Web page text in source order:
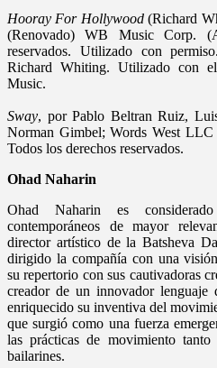
Hooray For Hollywood(Richard
(Renovado) WB Music Corp.
reservados. Utilizado con
Richard Whiting. Utilizado con
Music.
Sway, por Pablo Beltran Ruiz,
Norman Gimbel; Words West
Todos los derechos reservados.
Ohad Naharin
Ohad Naharin es
contemporáneos de mayor
director artístico de la Batsheva
dirigido la compañía con una
su repertorio con sus cautivadoras
creador de un innovador lenguaje
enriquecido su inventiva del
que surgió como una fuerza
las prácticas de movimiento
bailarines.